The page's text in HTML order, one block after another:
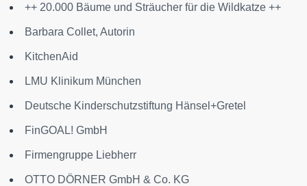
++ 20.000 Bäume und Sträucher für die Wildkatze ++
Barbara Collet, Autorin
KitchenAid
LMU Klinikum München
Deutsche Kinderschutzstiftung Hänsel+Gretel
FinGOAL! GmbH
Firmengruppe Liebherr
OTTO DÖRNER GmbH & Co. KG